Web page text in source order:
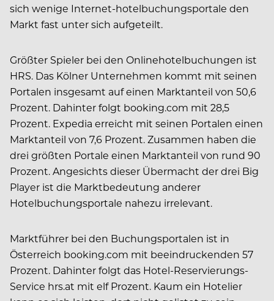
sich wenige Internet-hotelbuchungsportale den
Markt fast unter sich aufgeteilt.
Größter Spieler bei den Onlinehotelbuchungen ist
HRS. Das Kölner Unternehmen kommt mit seinen
Portalen insgesamt auf einen Marktanteil von 50,6
Prozent. Dahinter folgt booking.com mit 28,5
Prozent. Expedia erreicht mit seinen Portalen einen
Marktanteil von 7,6 Prozent. Zusammen haben die
drei größten Portale einen Marktanteil von rund 90
Prozent. Angesichts dieser Übermacht der drei Big
Player ist die Marktbedeutung anderer
Hotelbuchungsportale nahezu irrelevant.
Marktführer bei den Buchungsportalen ist in
Österreich booking.com mit beeindruckenden 57
Prozent. Dahinter folgt das Hotel-Reservierungs-
Service hrs.at mit elf Prozent. Kaum ein Hotelier